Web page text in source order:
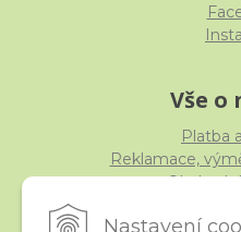
Nastavení
Vše o
Platba
Reklamace,